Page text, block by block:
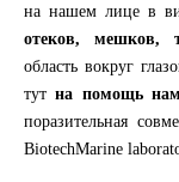
на нашем лице в
отеков, мешков,
область вокруг
тутна помощь
поразительная
BiotechMarine